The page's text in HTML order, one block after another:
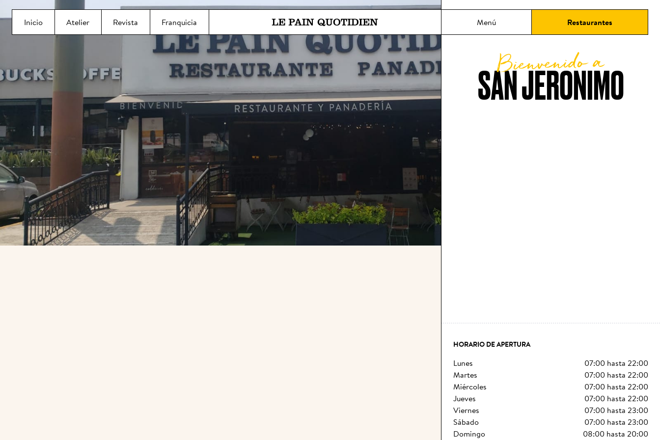
Ir directamente al contenido principal
Inicio
Atelier Revista Franquicia
Le Pain Quotidien significa: El pan de cada día
Menú Restaurantes
SAN JERONIMO
Bienvenido a
HORARIO DE APERTURA
lunes 07:00 hasta 22:00
martes
07:00 hasta 22:00
miércoles
07:00 hasta 22:00
jueves
07:00 hasta 22:00
viernes
07:00 hasta 23:00
sábado
07:00 hasta 23:00
domingo
08:00 hasta 20:00